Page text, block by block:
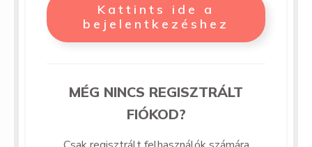
Kattints ide a
bejelentkezéshez
MÉG NINCS REGISZTRÁLT
FIÓKOD?